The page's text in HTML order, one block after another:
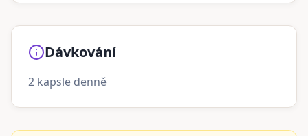
Dávkování
2 kapsle denně